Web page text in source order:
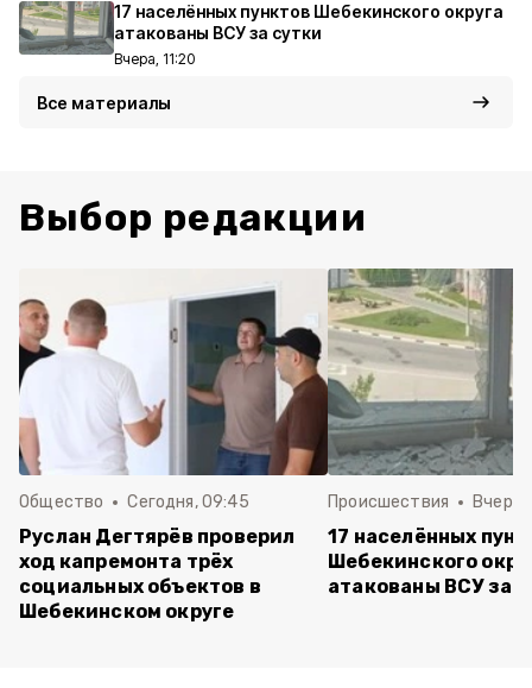
17 населённых пунктов Шебекинского округа
атакованы ВСУ за сутки
Вчера, 11:20
Все материалы
Выбор редакции
Общество Сегодня, 09:45
Руслан Дегтярёв проверил
ход капремонта трёх
социальных объектов в
Шебекинском округе
Происшествия Вчера,
17 населённых
Шебекинского
атакованы ВСУ за